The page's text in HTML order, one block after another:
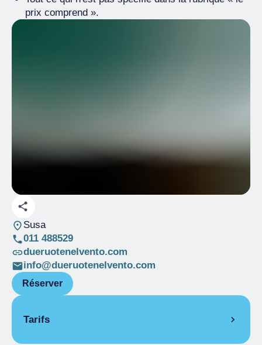
prix comprend ».
Susa
011 488529
dueruotenelvento.com
info@dueruotenelvento.com
Réserver
Tarifs